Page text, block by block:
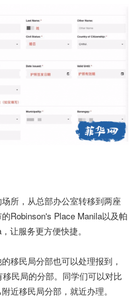
所，从总部办公室转移到两座
Robinson's Place Manila以及帕
让服务更方便快捷。
移民局分部也可以处理报到，
民局的分部。同学们可以对比
近移民局分部，就近办理。